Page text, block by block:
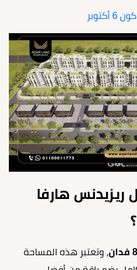
أكتوبر
هارفا
، وتعتبر هذه المساحة